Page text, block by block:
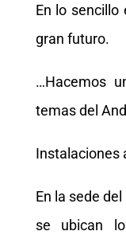
En lo sencillo
gran futuro.
…Hacemos
temas del
Instalaciones
En la sede
se ubican